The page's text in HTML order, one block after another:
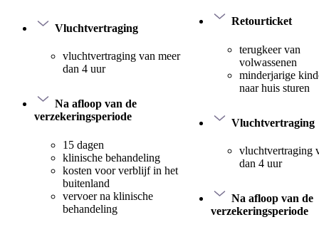
Vluchtvertraging
vluchtvertraging van meer
dan 4 uur
Na afloop van de
verzekeringsperiode
15 dagen
klinische behandeling
kosten voor verblijf in het
buitenland
vervoer na klinische
behandeling
Retourticket
terugkeer van
volwassenen
minderjarige
naar huis sturen
Vluchtvertraging
vluchtvertraging
dan 4 uur
Na afloop van de
verzekeringsperiode